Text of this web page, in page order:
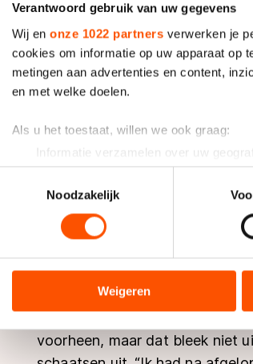
Verantwoord gebruik van uw gegevens
Wij en onze 1022 partners verwerken je
cookies om informatie op uw apparaat op
metingen aan advertenties en content,
en met welke doelen.
Als u het toestaat, willen we ook graag:
Informatie verzamelen over uw
Uw apparaat identificeren door het
Lees meer over hoe uw persoonlijke
toestemming op elk moment wijzigen of
analyseren. We delen informatie over uw
analyse. Zij kunnen deze combineren
hun services. Sommige partners kunnen
adequaat beschermingsniveau geldt
Meer informatie vindt u in ons
Noodzakelijk
Weigeren
voorheen, maar dat bleek niet